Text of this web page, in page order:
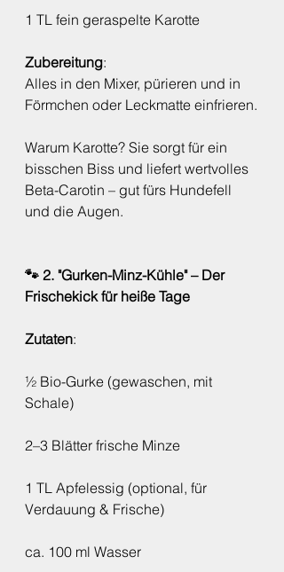
1 TL fein geraspelte Karotte
Zubereitung:
Alles in den Mixer, pürieren und in
Förmchen oder Leckmatte einfrieren.
Warum Karotte? Sie sorgt für ein
bisschen Biss und liefert wertvolles
Beta-Carotin – gut fürs Hundefell
und die Augen.
🐾 2. "Gurken-Minz-Kühle" – Der
Frischekick für heiße Tage
Zutaten:
½ Bio-Gurke (gewaschen, mit
Schale)
2–3 Blätter frische Minze
1 TL Apfelessig (optional, für
Verdauung & Frische)
ca. 100 ml Wasser